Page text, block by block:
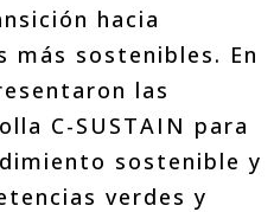
hacia
más sostenibles. En
las
C-SUSTAIN para
sostenible y
verdes y